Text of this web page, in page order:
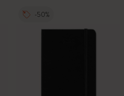
-50%